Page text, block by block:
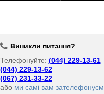
Виникли питання?
Телефонуйте: (044) 229-13-61
(044) 229-13-62
(067) 231-33-22
або ми самі вам